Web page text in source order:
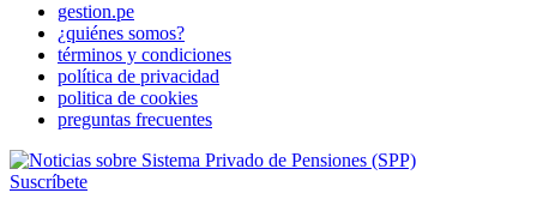
gestion.pe
¿quiénes somos?
términos y condiciones
política de privacidad
politica de cookies
preguntas frecuentes
Suscríbete